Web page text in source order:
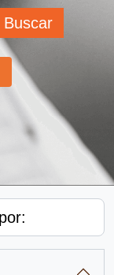
Buscar